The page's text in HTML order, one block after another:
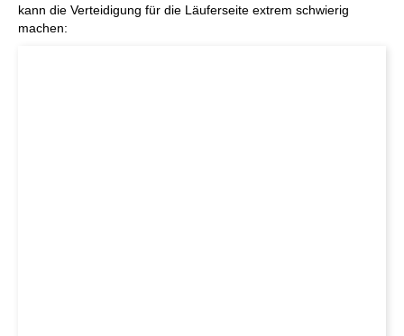
kann die Verteidigung für die Läuferseite extrem schwierig
machen: